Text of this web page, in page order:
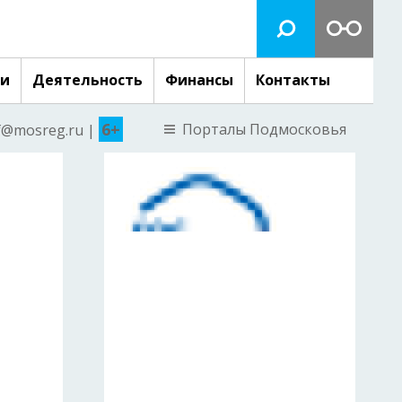
Деятельность Финансы Контакты
| 6+ Порталы Подмосковья